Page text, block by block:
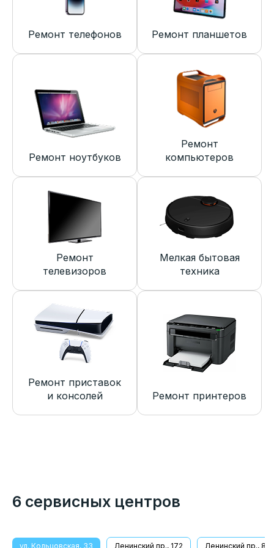
Ремонт телефонов Ремонт планшетов
Ремонт ноутбуков
Ремонт
компьютеров
Ремонт
телевизоров
Мелкая бытовая
техника
Ремонт приставок
и консолей
Ремонт принтеров
6 сервисных центров
ул. Кольцовская, 33 Ленинский пр., 172 Ленинский пр., 8/1